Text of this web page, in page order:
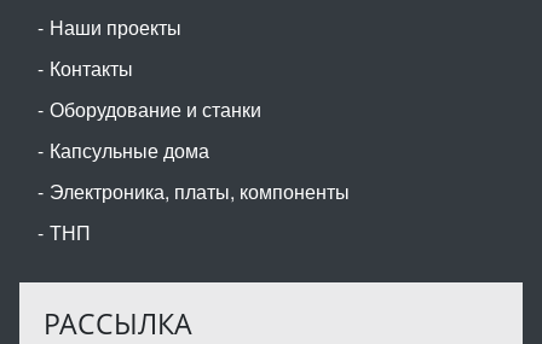
Наши проекты
Контакты
Оборудование и станки
Капсульные дома
Электроника, платы, компоненты
ТНП
РАССЫЛКА